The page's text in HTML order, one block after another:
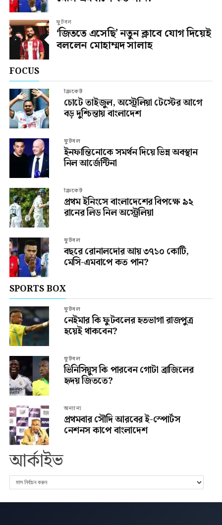
ফুটবল
‘জিততে এসেছি’ নতুন ক্লাবে যোগ দিয়েই
বললেন মোহাম্মদ সালাহ
FOCUS
ক্রিকেট
চোটে তাইজুল, অস্ট্রেলিয়া টেস্টের আগে
বড় দুশ্চিন্তায় বাংলাদেশ
ফুটবল
ইনফান্তিনোকে সমর্থন দিয়ে ভিন্ন অবস্থান
নিল আর্জেন্টিনা
ক্রিকেট
প্রথম ইনিংসে বাংলাদেশের বিপক্ষে ৯২
রানের লিড নিল অস্ট্রেলিয়া
ফুটবল
বছরে রোনালদোর আয় ৩৭১০ কোটি,
মেসি-এমবাপে কত পান?
SPORTS BOX
ফুটবল
নেইমার কি ফুটবলের হতভাগা রাজপুত্র
হয়েই থাকবেন?
ফুটবল
ভিনিসিয়ুস কি পারবেন গোটা ব্রাজিলের
হৃদয় জিততে?
অন্যান্য
প্রথমবার সৌদি আরবের ই-স্পোর্টস
নেশনস কাপে বাংলাদেশ
আর্কাইভ